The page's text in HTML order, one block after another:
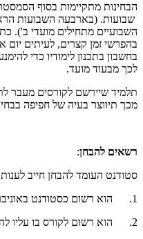
הבחינות מתקיימות בסוף
שבועות. (בארבעה השבועות
השבועיים מתחילים מועדי ב').
בהפרשי זמן קצרים, לעיתים
בחשבון בתכנון לימודיו כדי
לכך מבעוד מועד.
תלמיד שיירשם לקורסים מעבר
מכך תיווצר בעיה של חפיפה
רשאים להבחן:
סטודנט העומד להבחן חייב
1. הוא רשום כסטודנט באוניברסיטה ולומד בה בהתאם לנהליה.
2. הוא רשום לקורס בו עליו להבחן.